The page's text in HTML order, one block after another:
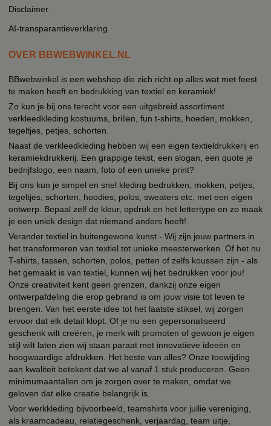
Disclaimer
AI-transparantieverklaring
OVER BBWEBWINKEL.NL
BBwebwinkel is een webshop die zich richt op alles wat met feest
te maken heeft en bedrukking van textiel en keramiek!
Zo kun je bij ons terecht voor een uitgebreid assortiment
verkleedkleding kostuums, brillen, fun t-shirts, hoeden, mokken,
tegeltjes, petjes, schorten.
Naast de verkleedkleding hebben wij een eigen textieldrukkerij en
keramiekdrukkerij. Een grappige tekst, een slogan, een quote je
bedrijfslogo, een naam, foto of een unieke print?
Bij ons kun je simpel en snel kleding bedrukken, mokken, petjes,
tegeltjes, schorten, hoodies, polos, sweaters etc. met een eigen
ontwerp. Bepaal zelf de kleur, opdruk en het lettertype en zo maak
je een uniek design dat niemand anders heeft!
Verander textiel in buitengewone kunst - Wij zijn jouw partners in
het transformeren van textiel tot unieke meesterwerken. Of het nu
T-shirts, tassen, schorten, polos, petten of zelfs koussen zijn - als
het gemaakt is van textiel, kunnen wij het bedrukken voor jou!
Onze creativiteit kent geen grenzen, dankzij onze eigen
ontwerpafdeling die erop gebrand is om jouw visie tot leven te
brengen. Van het eerste idee tot het laatste stiksel, wij zorgen
ervoor dat elk detail klopt. Of je nu een gepersonaliseerd
geschenk wilt creëren, je merk wilt promoten of gewoon je eigen
stijl wilt laten zien wij staan paraat met innovatieve ideeën en
hoogwaardige afdrukken. Het beste van alles? Onze toewijding
aan kwaliteit betekent dat we al vanaf 1 stuk produceren. Geen
minimumaantallen om je zorgen over te maken, omdat we
geloven dat elke creatie belangrijk is.
Voor werkkleding bijvoorbeeld, teamshirts voor jullie vereniging,
als kraamcadeau, relatiegeschenk, verjaardag, team uitje,